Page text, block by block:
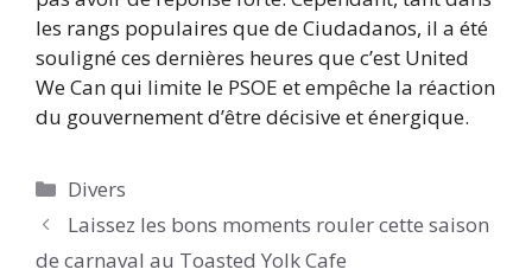
les rangs populaires que de Ciudadanos, il a été
souligné ces dernières heures que c’est United
We Can qui limite le PSOE et empêche la réaction
du gouvernement d’être décisive et énergique.
Catégories
Divers
Laissez les bons moments rouler cette saison
de carnaval au Toasted Yolk Cafe